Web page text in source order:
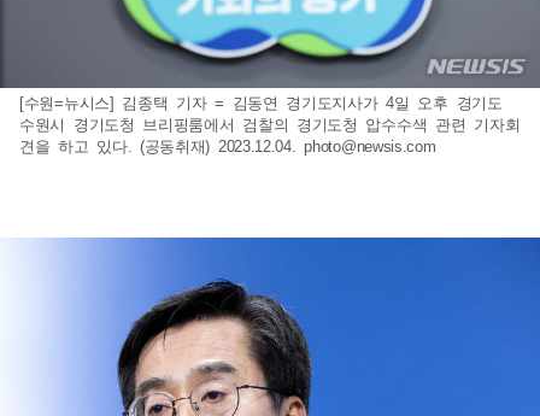
[수원=뉴시스] 김종택 기자 = 김동연 경기도지사가 4일 오후 경기도
수원시 경기도청 브리핑룸에서 검찰의 경기도청 압수수색 관련 기자회
견을 하고 있다. (공동취재) 2023.12.04.photo@newsis.com